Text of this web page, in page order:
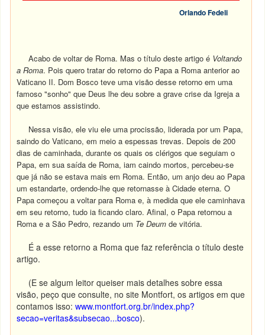
Orlando Fedeli
Acabo de voltar de Roma. Mas o título deste artigo é Voltando
a Roma. Pois quero tratar do retorno do Papa a Roma anterior ao
Vaticano II. Dom Bosco teve uma visão desse retorno em uma
famoso "sonho" que Deus lhe deu sobre a grave crise da Igreja a
que estamos assistindo.
Nessa visão, ele viu ele uma procissão, liderada por um Papa,
saindo do Vaticano, em meio a espessas trevas. Depois de 200
dias de caminhada, durante os quais os clérigos que seguiam o
Papa, em sua saída de Roma, iam caindo mortos, percebeu-se
que já não se estava mais em Roma. Então, um anjo deu ao Papa
um estandarte, ordendo-lhe que retornasse à Cidade eterna. O
Papa começou a voltar para Roma e, à medida que ele caminhava
em seu retorno, tudo ia ficando claro. Afinal, o Papa retornou a
Roma e a São Pedro, rezando um Te Deum de vitória.
É a esse retorno a Roma que faz referência o título deste
artigo.
(E se algum leitor queiser mais detalhes sobre essa
visão, peço que consulte, no site Montfort, os artigos em que
contamos isso:www.montfort.org.br/index.php?
secao=veritas&subsecao...bosco).